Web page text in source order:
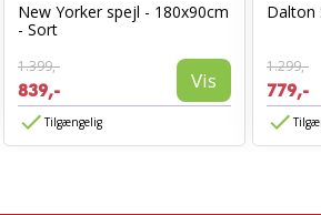
New Yorker spejl - 180x90cm
- Sort
1.399,-
839,- Vis
Tilgængelig
Dalton
1.299,-
779,-